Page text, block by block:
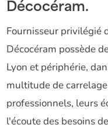
Décocéram.
Fournisseur privilégié
Décocéram possède
Lyon et périphérie,
multitude de
professionnels, leurs
l'écoute des besoins